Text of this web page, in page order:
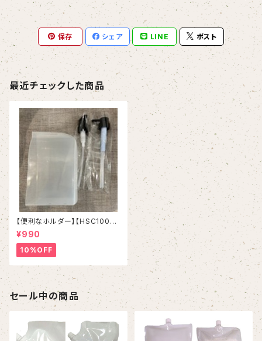
保存 シェア LINE ポスト
最近チェックした商品
【便利なホルダー】【HSC1000
ml &ハホニコレブリ1000ml対
応可能】
¥990
10%OFF
セール中の商品